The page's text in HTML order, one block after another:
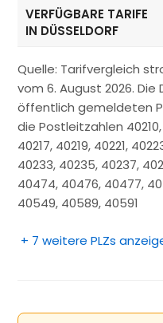
VERFÜGBARE TARIFE
IN DÜSSELDORF
Quelle: Tarifvergleich
vom 6. August 2026.
öffentlich gemeldeten
die Postleitzahlen 40210,
40217, 40219, 40221,
40233, 40235, 40237,
40474, 40476, 40477,
40549, 40589, 40591
+ 7 weitere PLZs